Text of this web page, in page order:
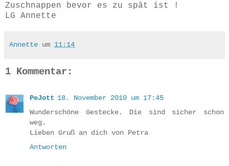
Zuschnappen bevor es zu spät ist !
LG Annette
Annette um 11:14
1 Kommentar:
PeJott 18. November 2010 um 17:45
Wunderschöne Gestecke. Die sind sicher schon
weg.
Lieben Gruß an dich von Petra
Antworten